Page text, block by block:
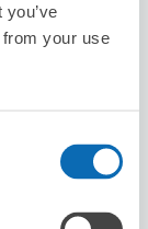
your use